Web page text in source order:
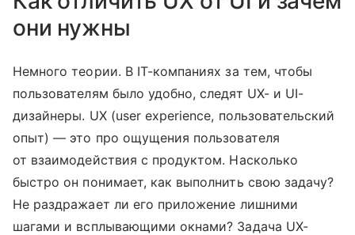
они нужны
Немного теории. В IT-компаниях за тем, чтобы
пользователям было удобно, следят UX- и UI-
дизайнеры. UX (user experience, пользовательский
опыт) — это про ощущения пользователя
от взаимодействия с продуктом. Насколько
быстро он понимает, как выполнить свою задачу?
Не раздражает ли его приложение лишними
шагами и всплывающими окнами? Задача UX-